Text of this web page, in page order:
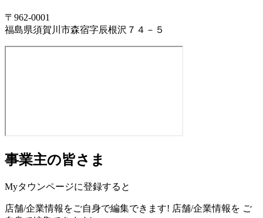
〒962-0001
福島県須賀川市森宿字辰根沢７４－５
事業主の皆さま
Myタウンページに登録すると
店舗/企業情報をご自身で編集できます! 店舗/企業情報を ご